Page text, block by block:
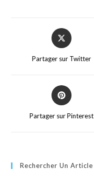
Partager sur Twitter
Partager sur Pinterest
Rechercher Un Article